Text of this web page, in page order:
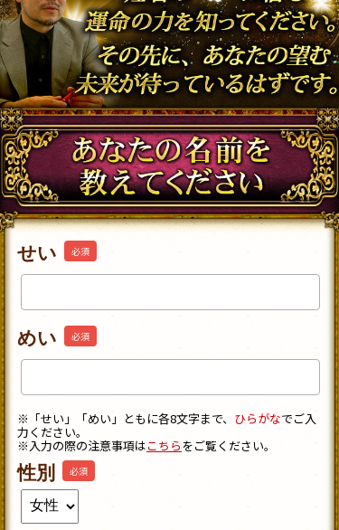
せい 必須
めい 必須
※「せい」「めい」ともに各8文字まで、 ひらがなでご入
力ください。
※入力の際の注意事項はこちらをご覧ください。
性別 必須